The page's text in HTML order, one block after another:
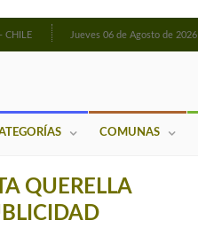
CHILE Jueves 06 de Agosto de 2026
COMUNAS
QUERELLA